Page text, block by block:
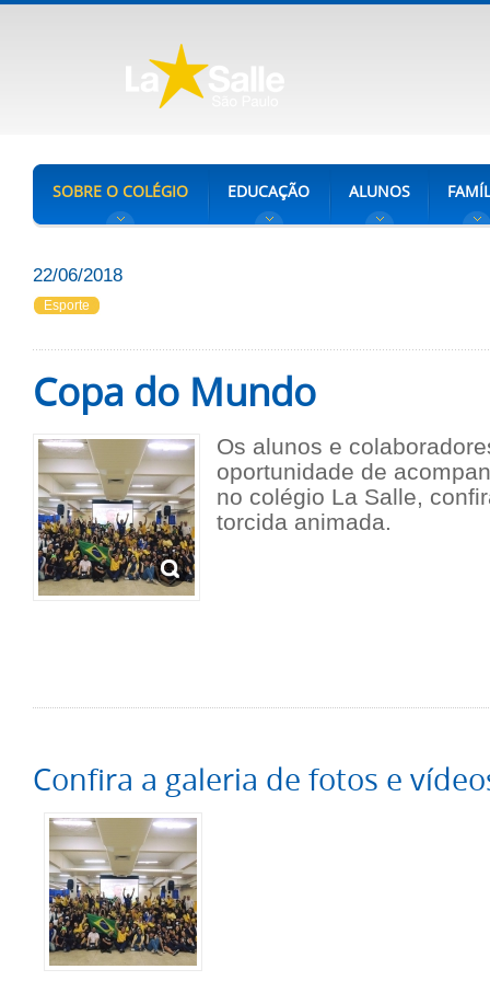
SOBRE O COLÉGIO EDUCAÇÃO ALUNOS
22/06/2018
Esporte
Copa do Mundo
Os alunos e
oportunidade de
no colégio La Salle,
torcida animada.
Confira a galeria de fotos e